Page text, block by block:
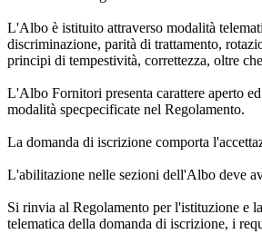
L'Albo è istituito attraverso modalità
discriminazione, parità di trattamento,
principi di tempestività, correttezza, oltre
L'Albo Fornitori presenta carattere aperto
modalità specpecificate nel Regolamento.
La domanda di iscrizione comporta
L'abilitazione nelle sezioni dell'Albo deve
Si rinvia al Regolamento per l'istituzione e
telematica della domanda di iscrizione, i